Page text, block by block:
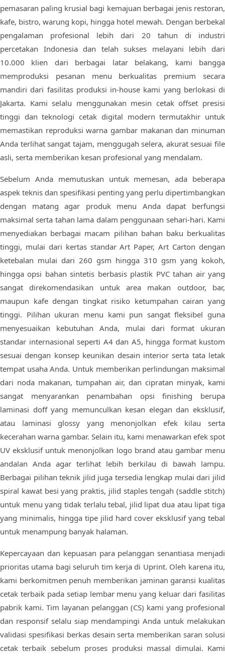
pemasaran paling krusial bagi kemajuan berbagai jenis restoran,
kafe, bistro, warung kopi, hingga hotel mewah. Dengan berbekal
pengalaman profesional lebih dari 20 tahun di industri
percetakan Indonesia dan telah sukses melayani lebih dari
10.000 klien dari berbagai latar belakang, kami bangga
memproduksi pesanan menu berkualitas premium secara
mandiri dari fasilitas produksi in-house kami yang berlokasi di
Jakarta. Kami selalu menggunakan mesin cetak offset presisi
tinggi dan teknologi cetak digital modern termutakhir untuk
memastikan reproduksi warna gambar makanan dan minuman
Anda terlihat sangat tajam, menggugah selera, akurat sesuai file
asli, serta memberikan kesan profesional yang mendalam.
Sebelum Anda memutuskan untuk memesan, ada beberapa
aspek teknis dan spesifikasi penting yang perlu dipertimbangkan
dengan matang agar produk menu Anda dapat berfungsi
maksimal serta tahan lama dalam penggunaan sehari-hari. Kami
menyediakan berbagai macam pilihan bahan baku berkualitas
tinggi, mulai dari kertas standar Art Paper, Art Carton dengan
ketebalan mulai dari 260 gsm hingga 310 gsm yang kokoh,
hingga opsi bahan sintetis berbasis plastik PVC tahan air yang
sangat direkomendasikan untuk area makan outdoor, bar,
maupun kafe dengan tingkat risiko ketumpahan cairan yang
tinggi. Pilihan ukuran menu kami pun sangat fleksibel guna
menyesuaikan kebutuhan Anda, mulai dari format ukuran
standar internasional seperti A4 dan A5, hingga format kustom
sesuai dengan konsep keunikan desain interior serta tata letak
tempat usaha Anda. Untuk memberikan perlindungan maksimal
dari noda makanan, tumpahan air, dan cipratan minyak, kami
sangat menyarankan penambahan opsi finishing berupa
laminasi doff yang memunculkan kesan elegan dan eksklusif,
atau laminasi glossy yang menonjolkan efek kilau serta
kecerahan warna gambar. Selain itu, kami menawarkan efek spot
UV eksklusif untuk menonjolkan logo brand atau gambar menu
andalan Anda agar terlihat lebih berkilau di bawah lampu.
Berbagai pilihan teknik jilid juga tersedia lengkap mulai dari jilid
spiral kawat besi yang praktis, jilid staples tengah (saddle stitch)
untuk menu yang tidak terlalu tebal, jilid lipat dua atau lipat tiga
yang minimalis, hingga tipe jilid hard cover eksklusif yang tebal
untuk menampung banyak halaman.
Kepercayaan dan kepuasan para pelanggan senantiasa menjadi
prioritas utama bagi seluruh tim kerja di Uprint. Oleh karena itu,
kami berkomitmen penuh memberikan jaminan garansi kualitas
cetak terbaik pada setiap lembar menu yang keluar dari fasilitas
pabrik kami. Tim layanan pelanggan (CS) kami yang profesional
dan responsif selalu siap mendampingi Anda untuk melakukan
validasi spesifikasi berkas desain serta memberikan saran solusi
cetak terbaik sebelum proses produksi massal dimulai. Kami